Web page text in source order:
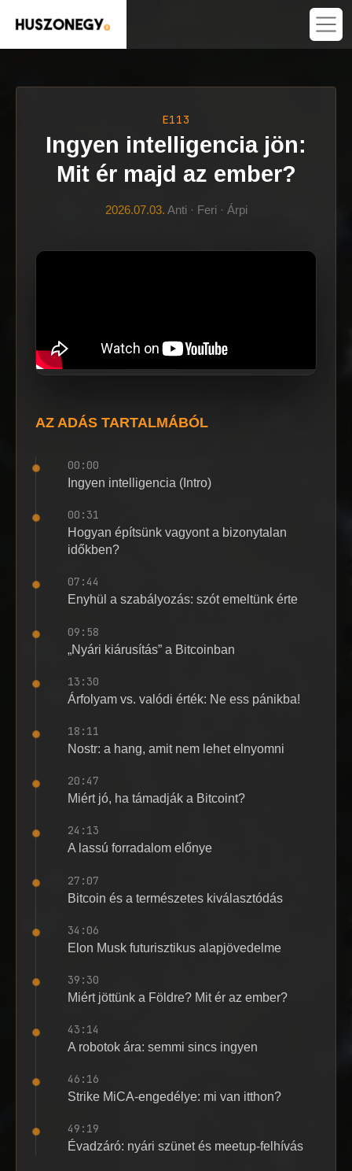
E113
Ingyen intelligencia jön:
Mit ér majd az ember?
2026.07.03. Anti · Feri · Árpi
AZ ADÁS TARTALMÁBÓL
00:00
Ingyen intelligencia (Intro)
00:31
Hogyan építsünk vagyont a bizonytalan
időkben?
07:44
Enyhül a szabályozás: szót emeltünk érte
09:58
„Nyári kiárusítás” a Bitcoinban
13:30
Árfolyam vs. valódi érték: Ne ess pánikba!
18:11
Nostr: a hang, amit nem lehet elnyomni
20:47
Miért jó, ha támadják a Bitcoint?
24:13
A lassú forradalom előnye
27:07
Bitcoin és a természetes kiválasztódás
34:06
Elon Musk futurisztikus alapjövedelme
39:30
Miért jöttünk a Földre? Mit ér az ember?
43:14
A robotok ára: semmi sincs ingyen
46:16
Strike MiCA-engedélye: mi van itthon?
49:19
Évadzáró: nyári szünet és meetup-felhívás